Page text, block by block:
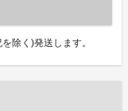
除く)発送します。